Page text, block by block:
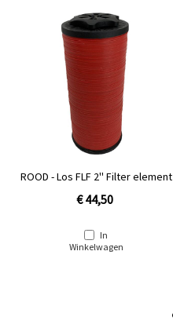
ROOD - Los FLF 2'' Filter element
€ 44,50
In
Winkelwagen